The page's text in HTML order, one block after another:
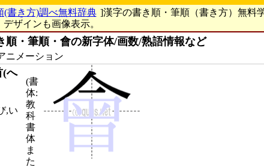
(書き方)調べ無料辞典 ]漢字の書き順・筆順（書き方）無料
ザインも画像表示。
順・筆順・會の新字体/画数/熟語情報など
ニメーション
(書
体:
教
科
書
体
ま
た
(へ
,い